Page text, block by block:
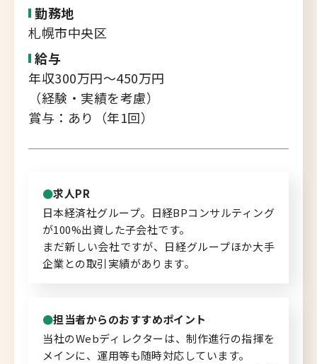
キャリアバンク
転職支援サービスのご案内
コンサルタント紹介
転職情報
キャリアマップ
よくあるご質問
ログイン
稚内・留萌エリア
道南エリア
フルリモート
北海道以外
勤務地
札幌市中央区
給与
年収300万円～450万円
（経験・実績を考慮）
賞与：あり（年1回）
求人PR
日本経済社グループ。日経BPコンサルティング
が100%出資した子会社です。
まだ新しい会社ですが、日経グループほか大手
企業との取引実績があります。
担当者からのおすすめポイント
当社のWebディレクターは、制作進行の指揮を
メインに、運用等も随時対応しています。